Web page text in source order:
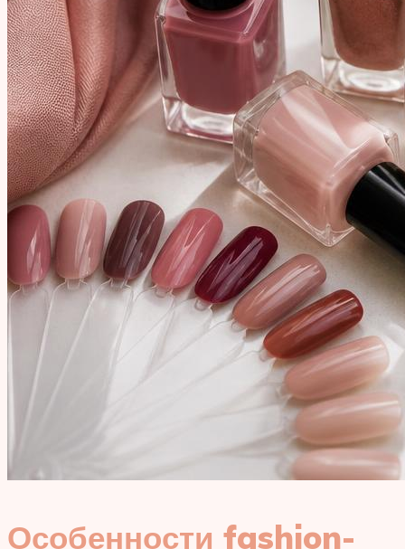
Особенности fashion-